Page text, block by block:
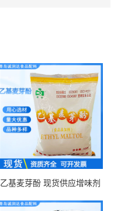
乙基麦芽酚 现货供应增味剂